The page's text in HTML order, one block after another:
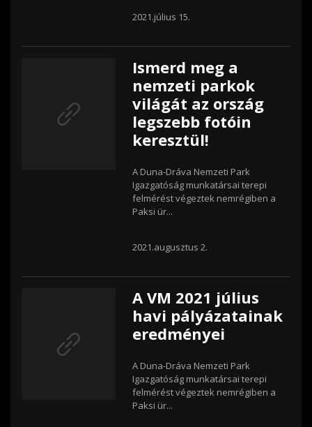
2021.július 15.
Ismerd meg a
nemzeti parkok
világát az ország
legszebb fotóin
keresztül!
A Duna-Dráva Nemzeti Park
Igazgatóság munkatársai terepi
felmérést végeztek nemrégiben a
Paksi ür...
2021.augusztus 2.
A VM 2021 július
havi pályázatainak
eredményei
A Duna-Dráva Nemzeti Park
Igazgatóság munkatársai terepi
felmérést végeztek nemrégiben a
Paksi ür...